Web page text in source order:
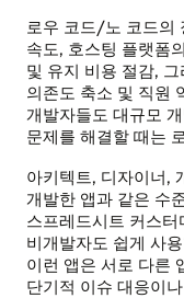
로우 코드/노 코드의
속도, 호스팅 플랫폼
및 유지 비용 절감,
의존도 축소 및 직원
개발자들도 대규모
문제를 해결할 때는
아키텍트, 디자이너,
개발한 앱과 같은 수
스프레드시트 커스
비개발자도 쉽게 사
이런 앱은 서로 다른
단기적 이슈 대응이